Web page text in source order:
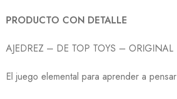
PRODUCTO CON DETALLE
AJEDREZ – DE TOP TOYS – ORIGINAL
El juego elemental para aprender a pensar